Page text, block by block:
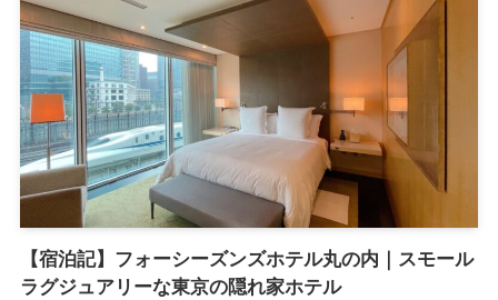
【宿泊記】フォーシーズンズホテル丸の内｜スモール
ラグジュアリーな東京の隠れ家ホテル